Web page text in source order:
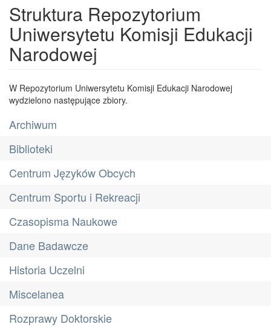
Struktura Repozytorium
Uniwersytetu Komisji Edukacji
Narodowej
W Repozytorium Uniwersytetu Komisji Edukacji Narodowej
wydzielono następujące zbiory.
Archiwum
Biblioteki
Centrum Języków Obcych
Centrum Sportu i Rekreacji
Czasopisma Naukowe
Dane Badawcze
Historia Uczelni
Miscelanea
Rozprawy Doktorskie